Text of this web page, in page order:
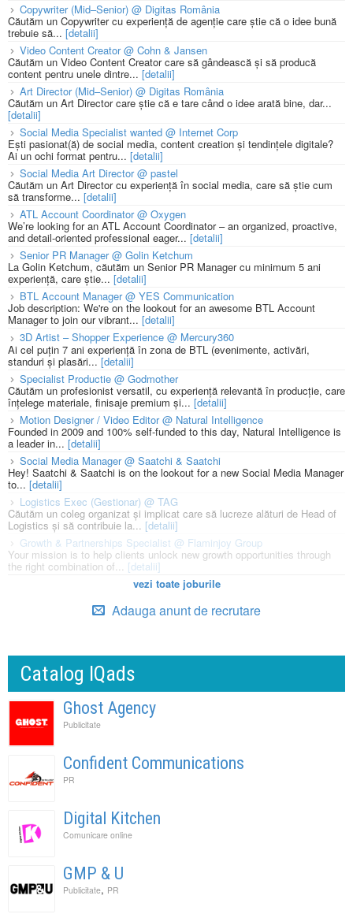
Copywriter (Mid–Senior) @ Digitas România
Căutăm un Copywriter cu experiență de agenție care știe că o idee bună
trebuie să... [detalii]
Video Content Creator @ Cohn & Jansen
Căutăm un Video Content Creator care să gândească și să producă
content pentru unele dintre... [detalii]
Art Director (Mid–Senior) @ Digitas România
Căutăm un Art Director care știe că e tare când o idee arată bine, dar...
[detalii]
Social Media Specialist wanted @ Internet Corp
Ești pasionat(ă) de social media, content creation și tendințele digitale?
Ai un ochi format pentru... [detalii]
Social Media Art Director @ pastel
Căutăm un Art Director cu experiență în social media, care să știe cum
să transforme... [detalii]
ATL Account Coordinator @ Oxygen
We’re looking for an ATL Account Coordinator – an organized, proactive,
and detail-oriented professional eager... [detalii]
Senior PR Manager @ Golin Ketchum
La Golin Ketchum, căutăm un Senior PR Manager cu minimum 5 ani
experiență, care știe... [detalii]
BTL Account Manager @ YES Communication
Job description: We're on the lookout for an awesome BTL Account
Manager to join our vibrant... [detalii]
3D Artist – Shopper Experience @ Mercury360
Ai cel puțin 7 ani experiență în zona de BTL (evenimente, activări,
standuri și plasări...[detalii]
Specialist Productie @ Godmother
Căutăm un profesionist versatil, cu experiență relevantă în producție, care
înțelege materiale, finisaje premium și... [detalii]
Motion Designer / Video Editor @ Natural Intelligence
Founded in 2009 and 100% self-funded to this day, Natural Intelligence is
a leader in... [detalii]
Social Media Manager @ Saatchi & Saatchi
Hey! Saatchi & Saatchi is on the lookout for a new Social Media Manager
to... [detalii]
Logistics Exec (Gestionar) @ TAG
Căutăm un coleg organizat și implicat care să lucreze alături de Head of
Logistics și să contribuie la... [detalii]
Growth & Partnerships Specialist @ Flaminjoy Group
Your mission is to help clients unlock new growth opportunities through
the right combination of... [detalii]
vezi toate joburile
Adauga anunt de recrutare
Catalog IQads
Ghost Agency
Publicitate
Confident Communications
PR
Digital Kitchen
Comunicare online
GMP & U
Publicitate, PR